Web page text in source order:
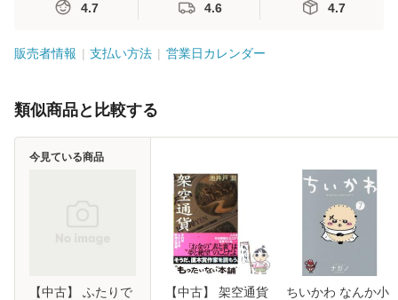
4.7 4.6 4.7
販売者情報 支払い方法 営業日カレンダー
類似商品と比較する
【中古】 ふたりで
今見ている商品
【中古】 架空通貨
ちいかわ なんか小